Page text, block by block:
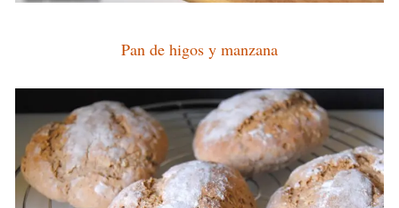
Pan de higos y manzana